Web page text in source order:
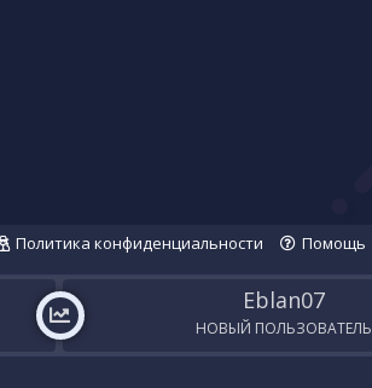
Политика конфиденциальности Помощь
Eblan07
НОВЫЙ ПОЛЬЗОВАТЕЛЬ